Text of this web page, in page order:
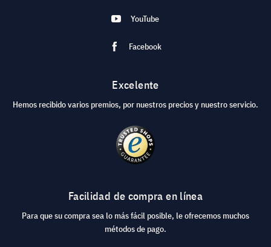
YouTube
Facebook
Excelente
Hemos recibido varios premios, por nuestros precios y nuestro servicio.
Facilidad de compra en línea
Para que su compra sea lo más fácil posible, le ofrecemos muchos
métodos de pago.